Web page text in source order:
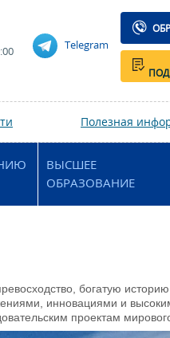
Telegram
Полезная
ВЫСШЕЕ
ОБРАЗОВАНИЕ
богатую
инновациями и
проектам